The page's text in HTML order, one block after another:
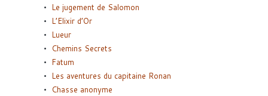
Le jugement de Salomon
L’Elixir d’Or
Lueur
Chemins Secrets
Fatum
Les aventures du capitaine Ronan
Chasse anonyme